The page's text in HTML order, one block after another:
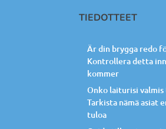
TIEDOTTEET
Är din brygga redo
Kontrollera detta
kommer
Onko laiturisi valmis
Tarkista nämä asiat
tuloa